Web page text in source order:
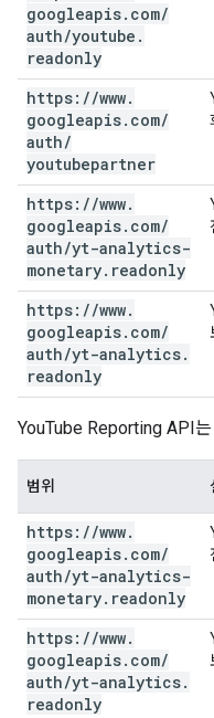
googleapis. com/
auth/youtube .
readonly
https: //www.
googleapis. com/
auth/
youtubepartner
https: //www.
googleapis. com/
auth/yt-analytics-
monetary. readonly
https: //www.
googleapis. com/
auth/yt-analytics.
readonly
YouTube Reporting API
범위
https: //www.
googleapis. com/
auth/yt-analytics-
monetary. readonly
https: //www.
googleapis. com/
auth/yt-analytics.
readonly